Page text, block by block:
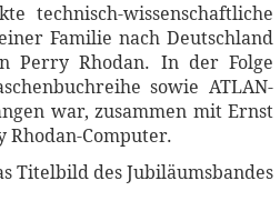
technisch-wissenschaftliche
Familie nach Deutschland
Perry Rhodan. In der Folge
sowie ATLAN-
war, zusammen mit Ernst
Rhodan-Computer.
Titelbild des Jubiläumsbandes